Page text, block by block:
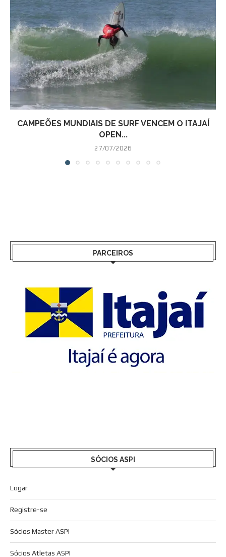
CAMPEÕES MUNDIAIS DE SURF VENCEM O ITAJAÍ
OPEN...
27/07/2026
PARCEIROS
SÓCIOS ASPI
Logar
Registre-se
Sócios Master ASPI
Sócios Atletas ASPI